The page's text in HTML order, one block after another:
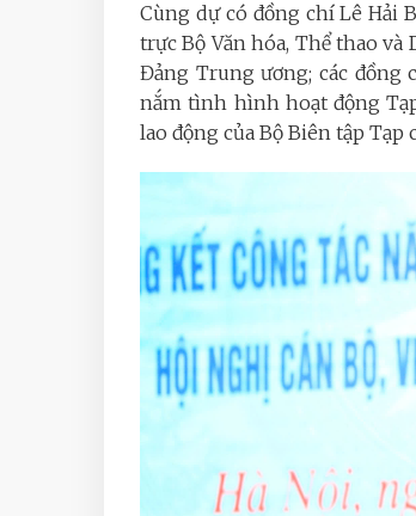
Cùng dự có đồng chí Lê Hải
trực Bộ Văn hóa, Thể thao
Đảng Trung ương; các đồng
nắm tình hình hoạt động
lao động của Bộ Biên tập Tạp